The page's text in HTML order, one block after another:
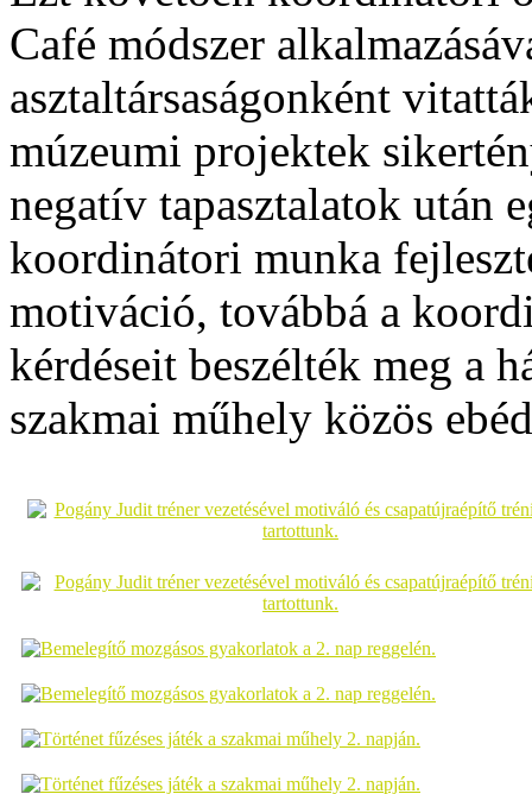
Café módszer
asztaltársaságonként
múzeumi projektek
negatív tapasztalatok után
koordinátori munka
motiváció, továbbá a
kérdéseit beszélték meg a
szakmai műhely közös